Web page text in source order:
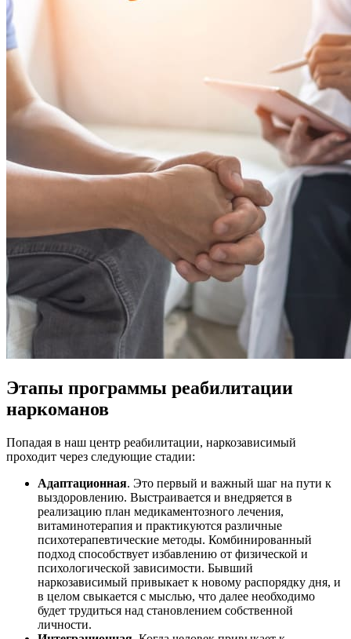
Этапы программы реабилитации
наркоманов
Попадая в наш центр реабилитации, наркозависимый
проходит через следующие стадии:
Адаптационная. Это первый и важный шаг на пути к
выздоровлению. Выстраивается и внедряется в
реализацию план медикаментозного лечения,
витаминотерапия и практикуются различные
психотерапевтические методы. Комбинированный
подход способствует избавлению от физической и
психологической зависимости. Бывший
наркозависимый привыкает к новому распорядку дня, и
в целом свыкается с мыслью, что далее необходимо
будет трудиться над становлением собственной
личности.